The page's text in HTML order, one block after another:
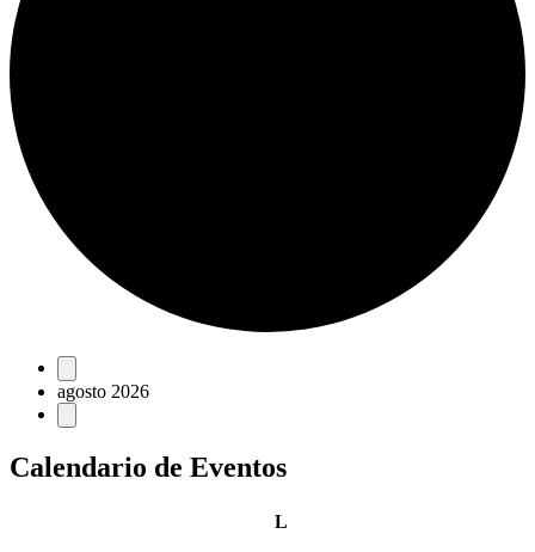
Eventos
agosto 2026
Calendario de Eventos
Llunes